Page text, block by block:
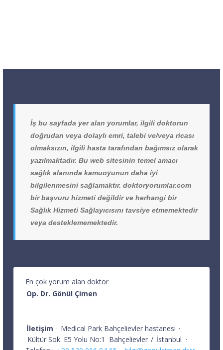
İş bu sayfada yer alan yorumlar, ilgili doktorun
doğrudan veya dolaylı emri, talebi ve/veya ricası
olmaksızın, ilgili hasta tarafından bağımsız olarak
yazılmaktadır. Bu web sitesinin temel amacı
sağlık alanında kamuoyunun daha iyi
bilgilenmesini sağlamaktır. doktoryorumlar.com
bir başvuru hizmeti değildir ve herhangi bir
Sağlık Hizmeti Sağlayıcısını tavsiye etmemektedir
veya desteklememektedir.
En çok yorum alan doktor
Op. Dr. Gönül Çimen
İletişim · Medical Park Bahçelievler hastanesi ·
Kültür Sok. E5 Yolu No:1
Bahçelievler / İstanbul ·